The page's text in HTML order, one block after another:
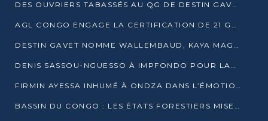
DES OUVRIERS TABASSÉS AU QG DE DESTIN GAVET À 24 HEURES DE L’OUVERTURE DE LA CAMPAGNE
AGL CONGO ENGAGE LA CERTIFICATION DE 21 GRUTIERS AUX NORMES INTERNATIONALES
DESTIN GAVET NOMME WALLEMBAUD, KAYA MAGANE, BOUDZIKA ET MBOUSSA-ELLAH AUX COMMANDES DE SA CAMPAGNE
DENIS SASSOU-NGUESSO À IMPFONDO POUR LANCER LE CORRIDOR 13
FIRMIN AYESSA INHUMÉ À ONDZA DANS L’ÉMOTION ET LE RECUEILLEMENT
BASSIN DU CONGO : LES ÉTATS FORESTIERS MISENT SUR LES MARCHÉS CARBONE